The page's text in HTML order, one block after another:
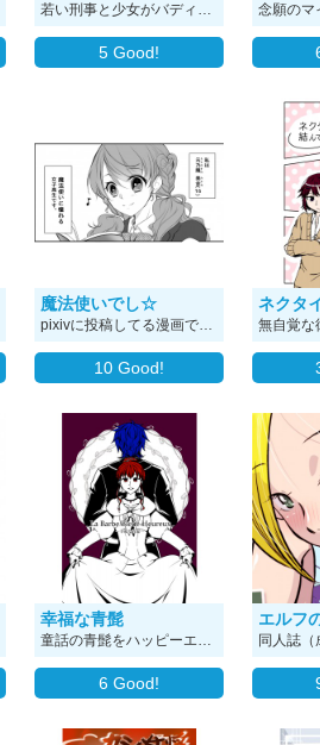
若い刑事と少女がバディを組んで、アメリカを舞台に駆けまわる警察もの……、に見せかけたギャグ漫画です。 登場人物は全員真面目。ちょっとシュールな感じを目指したつもりでした。 2018年の読み切り漫画です。
5Good!
魔法使いでし☆
pixivに投稿してる漫画です。 あちらは縦よみなので 横読みはこちらでｗ
10Good!
ネクタ
幸福な青髭
童話の青髭をハッピーエンドにするにはどうしたら良いか考えてみました。 元ネタが元ネタだけに若干グロテスクだったりホラーっぽかったりします。苦手な方はご注意ください。 2017年の読み切り漫画です。
6Good!